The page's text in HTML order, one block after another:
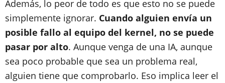
Además, lo peor de todo es que esto no se puede
simplemente ignorar. Cuando alguien envía un
posible fallo al equipo del kernel, no se puede
pasar por alto. Aunque venga de una IA, aunque
sea poco probable que sea un problema real,
alguien tiene que comprobarlo. Eso implica leer el